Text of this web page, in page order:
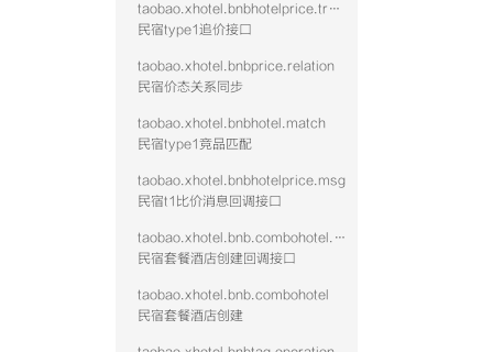
taobao.xhotel.bnbhotelprice.track
民宿type1追价接口
taobao.xhotel.bnbprice.relation
民宿价态关系同步
taobao.xhotel.bnbhotel.match
民宿type1竞品匹配
taobao.xhotel.bnbhotelprice.msg
民宿t1比价消息回调接口
taobao.xhotel.bnb.combohotel.callback
民宿套餐酒店创建回调接口
taobao.xhotel.bnb.combohotel
民宿套餐酒店创建